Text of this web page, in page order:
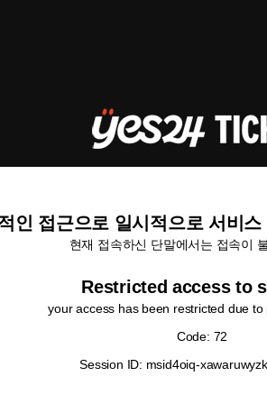
인 접근으로 일시적으로 서비
현재 접속하신 단말에서는 접속이
Restricted access to
your access has been restricted due to
Code: 72
Session ID: msid4oiq-